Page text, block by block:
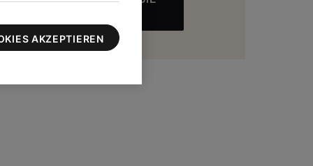
AKZEPTIEREN